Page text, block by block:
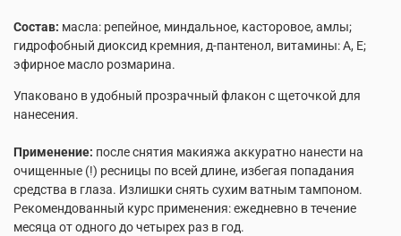
Состав: масла: репейное, миндальное, касторовое, амлы;
гидрофобный диоксид кремния, д-пантенол, витамины: А, Е;
эфирное масло розмарина.
Упаковано в удобный прозрачный флакон с щеточкой для
нанесения.
Применение: после снятия макияжа аккуратно нанести на
очищенные (!) ресницы по всей длине, избегая попадания
средства в глаза. Излишки снять сухим ватным тампоном.
Рекомендованный курс применения: ежедневно в течение
месяца от одного до четырех раз в год.